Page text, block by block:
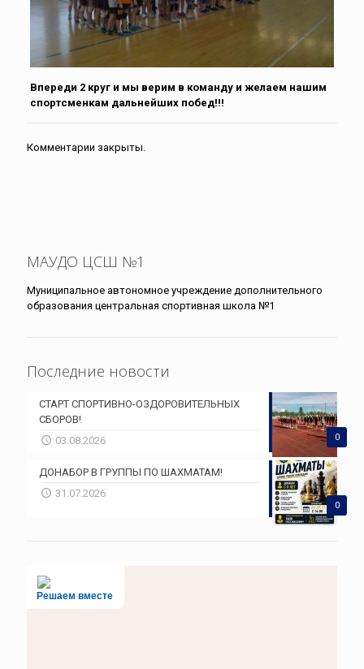
Впереди 2 круг и мы верим в команду и желаем нашим
спортсменкам дальнейших побед!!!
Комментарии закрыты.
МАУДО ЦСШ №1
Муниципальное автономное учреждение дополнительного
образования центральная спортивная школа №1
Последние новости
0
СТАРТ СПОРТИВНО-ОЗДОРОВИТЕЛЬНЫХ
СБОРОВ!
03.08.2026
0
ДОНАБОР В ГРУППЫ ПО ШАХМАТАМ!
31.07.2026
Решаем вместе